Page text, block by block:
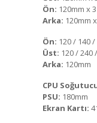
Ön: 120mm x
Arka: 120mm
Ön: 120 / 140
Üst: 120 /
Arka: 120mm
CPU
PSU: 180mm
Ekran Kartı: